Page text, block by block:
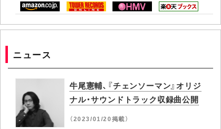
ニュース
牛尾憲輔、『チェンソーマン』オリジ
ナル・サウンドトラック収録曲公開
（2023/01/20掲載）